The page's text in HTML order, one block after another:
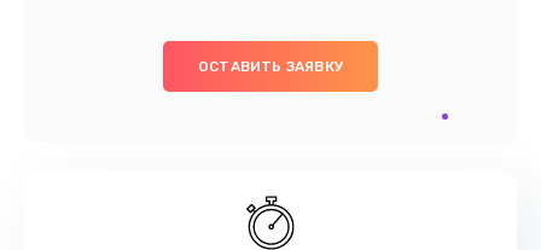
ОСТАВИТЬ ЗАЯВКУ